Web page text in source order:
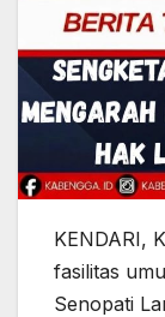
KENDARI,
fasilitas
Senopati